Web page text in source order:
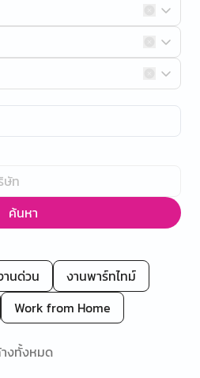
ค้นหา
านด่วน
งานพาร์ทไทม์
Work from Home
งทั้งหมด